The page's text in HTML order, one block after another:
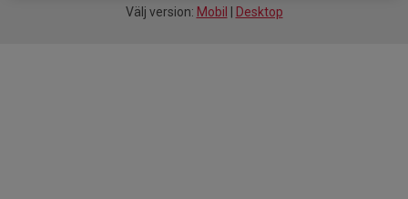
Välj version: Mobil Desktop